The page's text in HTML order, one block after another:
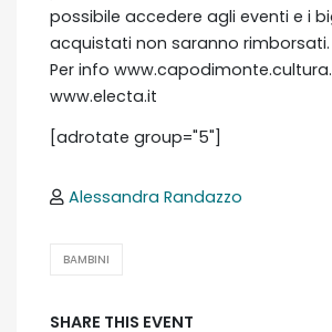
possibile accedere agli eventi e i
acquistati non saranno rimborsati.
Per info
www.electa.it
[adrotate group="5"]
Alessandra Randazzo
BAMBINI
SHARE THIS EVENT